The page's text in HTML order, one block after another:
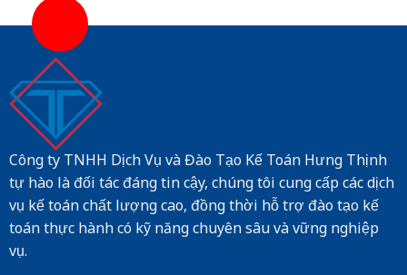
Công ty TNHH Dịch Vụ và Đào Tạo Kế Toán Hưng Thịnh
tự hào là đối tác đáng tin cậy, chúng tôi cung cấp các dịch
vụ kế toán chất lượng cao, đồng thời hỗ trợ đào tạo kế
toán thực hành có kỹ năng chuyên sâu và vững nghiệp
vụ.